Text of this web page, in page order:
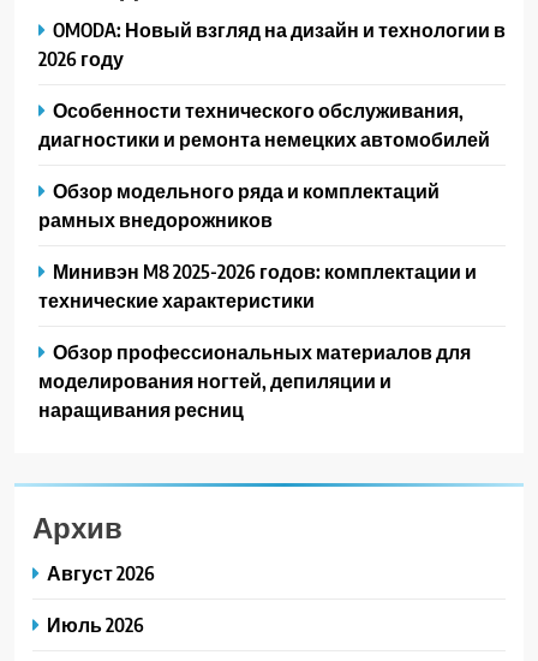
OMODA: Новый взгляд на дизайн и технологии в
2026 году
Особенности технического обслуживания,
диагностики и ремонта немецких автомобилей
Обзор модельного ряда и комплектаций
рамных внедорожников
Минивэн M8 2025-2026 годов: комплектации и
технические характеристики
Обзор профессиональных материалов для
моделирования ногтей, депиляции и
наращивания ресниц
Архив
Август 2026
Июль 2026